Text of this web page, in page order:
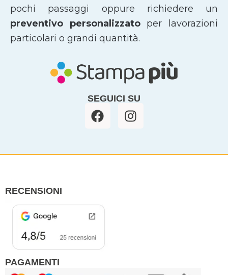
pochi passaggi oppure richiedere un
preventivo personalizzatoper lavorazioni
particolari o grandi quantità.
SEGUICI SU
F
a
b
I
n
a
RECENSIONI
PAGAMENTI